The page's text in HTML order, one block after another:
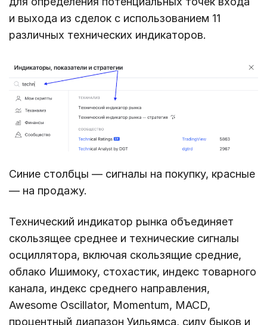
и выхода из сделок с использованием 11
различных технических индикаторов.
Синие столбцы — сигналы на покупку, красные
— на продажу.
Технический индикатор рынка объединяет
скользящее среднее и технические сигналы
осциллятора, включая скользящие средние,
облако Ишимоку, стохастик, индекс товарного
канала, индекс среднего направления,
Awesome Oscillator, Momentum, MACD,
процентный диапазон Уильямса, силу быков и